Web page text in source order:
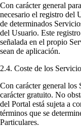
Con carácter general
necesario el registro del
de determinados
del Usuario. Este
señalada en el propio
sean de aplicación.
2.4. Coste de los
Con carácter general los
carácter gratuito. No
del Portal está sujeta a
términos que se
Particulares.